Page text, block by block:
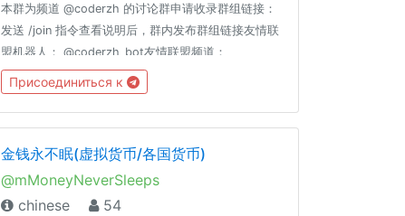
本群为频道 @coderzh 的讨论群申请收录群组链接：
发送 /join 指令查看说明后，群内发布群组链接友情联
盟机器人： @coderzh_bot友情联盟频道：
@coderzh联盟说明： https://telegra.ph/群组友情
联盟-08-01禁止开车、广告、推广、政治、刷屏
Присоединиться к
金钱永不眠(虚拟货币/各国货币)
@mMoneyNeverSleeps
chinese
54